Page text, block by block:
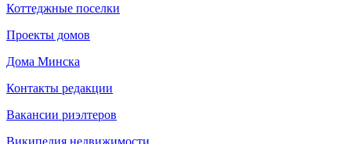
Коттеджные поселки
Проекты домов
Дома Минска
Контакты редакции
Вакансии риэлтеров
Википедия недвижимости